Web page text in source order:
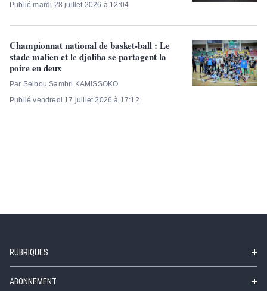
Publié mardi 28 juillet 2026 à 12:04
Championnat national de basket-ball : Le
stade malien et le djoliba se partagent la
poire en deux
Par Seibou Sambri KAMISSOKO
Publié vendredi 17 juillet 2026 à 17:12
RUBRIQUES
ABONNEMENT